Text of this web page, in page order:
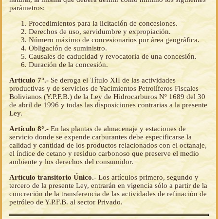
parámetros:
Procedimientos para la licitación de concesiones.
Derechos de uso, servidumbre y expropiación.
Número máximo de concesionarios por área geográfica.
Obligación de suministro.
Causales de caducidad y revocatoria de una concesión.
Duración de la concesión.
Artículo 7°.- Se deroga el Título XII de las actividades
productivas y de servicios de Yacimientos Petrolíferos Fiscales
Bolivianos (Y.P.F.B.) de la Ley de Hidrocarburos Nº 1689 del 30
de abril de 1996 y todas las disposiciones contrarias a la presente
Ley.
Artículo 8°.- En las plantas de almacenaje y estaciones de
servicio donde se expende carburantes debe especificarse la
calidad y cantidad de los productos relacionados con el octanaje,
el índice de cetano y residuo carbonoso que preserve el medio
ambiente y los derechos del consumidor.
Artículo transitorio Único.- Los artículos primero, segundo y
tercero de la presente Ley, entrarán en vigencia sólo a partir de la
concreción de la transferencia de las actividades de refinación de
petróleo de Y.P.F.B. al sector Privado.